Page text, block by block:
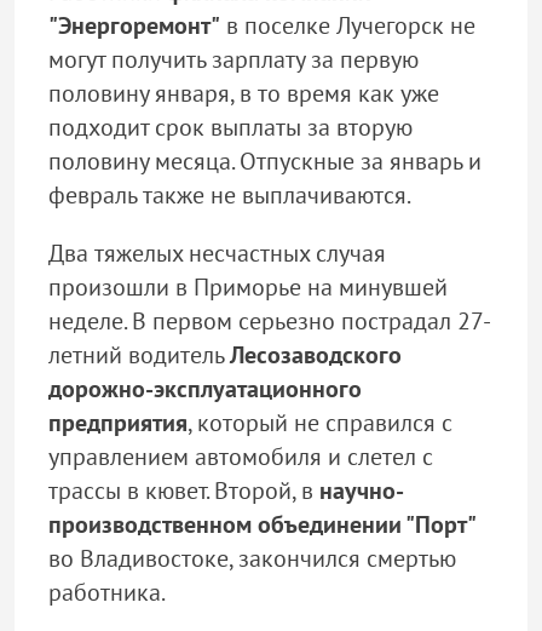
"Энергоремонт" в поселке Лучегорск не
могут получить зарплату за первую
половину января, в то время как уже
подходит срок выплаты за вторую
половину месяца. Отпускные за январь и
февраль также не выплачиваются.
Два тяжелых несчастных случая
произошли в Приморье на минувшей
неделе. В первом серьезно пострадал 27-
летний водительЛесозаводского
дорожно-эксплуатационного
предприятия, который не справился с
управлением автомобиля и слетел с
трассы в кювет. Второй, в научно-
производственном объединении "Порт"
во Владивостоке, закончился смертью
работника.